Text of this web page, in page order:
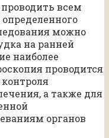
всем
можно
на ранней
наиболее
проводится
а также для
органов